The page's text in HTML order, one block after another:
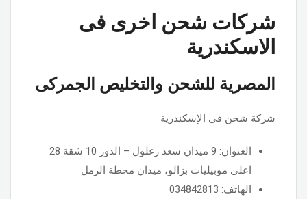
شركات شحن اخرى فى
الاسكندرية
المصرية للشحن والتخليص الجمركى
شركة شحن في الإسكندرية
العنوان: 9 ميدان سعد زغلول – الدور 10 شقة 28
اعلى موبيليات بزالو، ميدان محطة الرمل
الهاتف: 034842813